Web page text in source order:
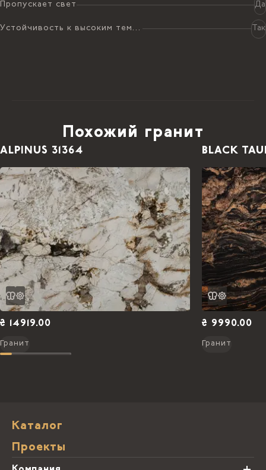
Пропускает свет Да
Устойчивость к высоким температурам Так
Похожий гранит
ALPINUS 31364
₴ 14919.00
Гранит
BLACK
₴ 9990.00
Гранит
Каталог
Проекты